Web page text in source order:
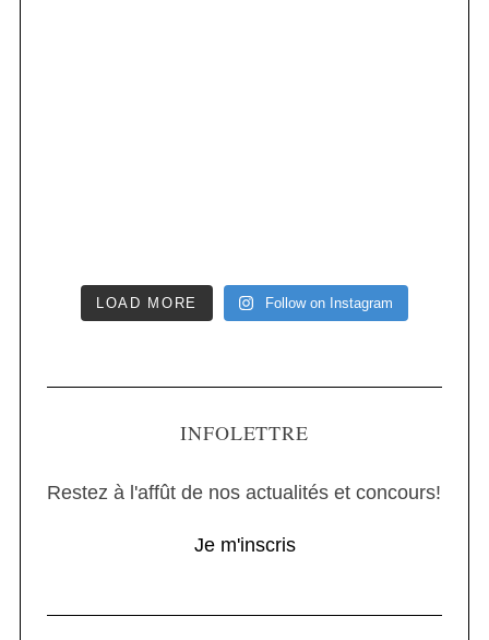
LOAD MORE Follow on Instagram
INFOLETTRE
Restez à l'affût de nos actualités et concours!
Je m'inscris